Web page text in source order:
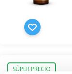
SÚPER PRECIO